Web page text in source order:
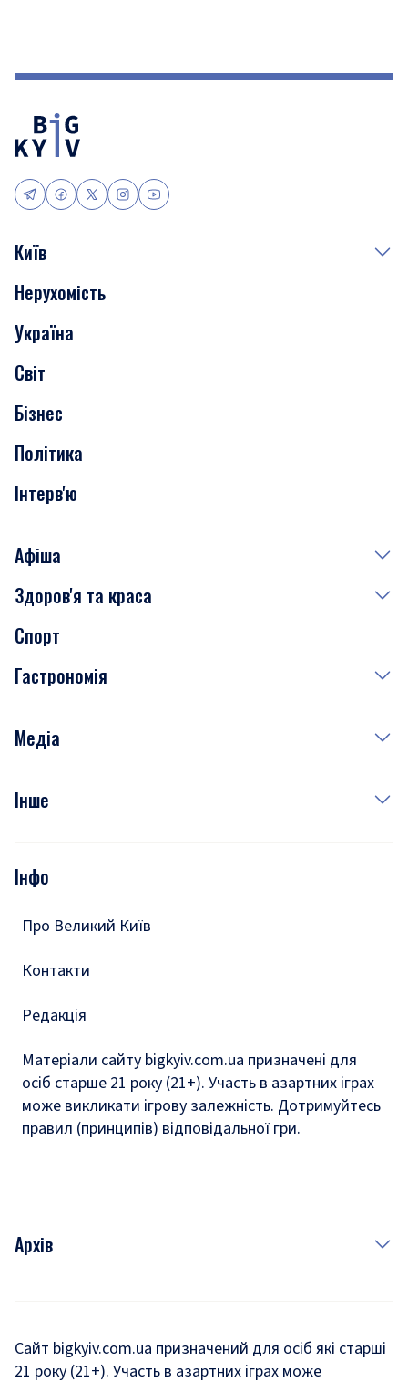
Київ
Події
Скандали
Нерухомість
Транспорт
Нерухомість
Україна
Світ
Бізнес
Політика
Інтерв'ю
Афіша
Сьогодні
Завтра
Субота
Здоров'я та краса
Медицина
Краса
Спорт
Гастрономія
Рецепти
Медіа
Фото
Подкасти
Інше
Тести
Інфо
Про Великий Київ
Контакти
Редакція
Матеріали сайту bigkyiv.com.ua призначені для
осіб старше 21 року (21+). Участь в азартних іграх
може викликати ігрову залежність. Дотримуйтесь
правил (принципів) відповідальної гри.
Архів
Комуналка
Сайт bigkyiv.com.ua призначений для осіб які старші
21 року (21+). Участь в азартних іграх може